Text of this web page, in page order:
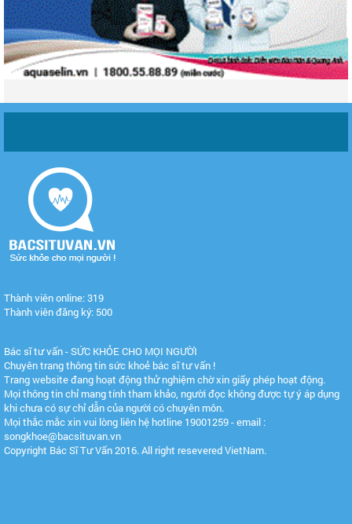
Thành viên online: 319
Thành viên đăng ký: 500
Bác sĩ tư vấn - SỨC KHỎE CHO MỌI NGƯỜI
Chuyên trang thông tin sức khoẻ bác sĩ tư vấn !
Trang website đang hoạt động thử nghiệm chờ xin giấy phép hoạt động.
Mọi thông tin chỉ mang tính tham khảo, người đọc không được tự ý áp dụng
khi chưa có sự chỉ dẫn của người có chuyên môn.
Mọi thắc mắc xin vui lòng liên hệ hotline 19001259 - email :
songkhoe@bacsituvan.vn
Copyright Bác Sĩ Tư Vấn 2016. All right resevered VietNam.